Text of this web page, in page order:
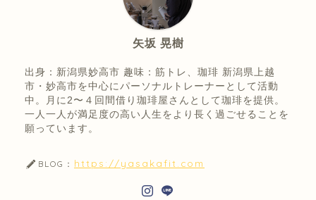
矢坂 晃樹
出身：新潟県妙高市 趣味：筋トレ、珈琲 新潟県上越
市・妙高市を中心にパーソナルトレーナーとして活動
中。月に2〜４回間借り珈琲屋さんとして珈琲を提供。
一人一人が満足度の高い人生をより長く過ごせることを
願っています。
BLOG： https://yasakafit.com